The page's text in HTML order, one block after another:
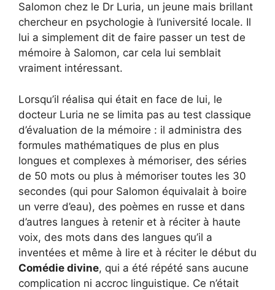
Salomon chez le Dr Luria, un jeune mais brillant
chercheur en psychologie à l’université locale. Il
lui a simplement dit de faire passer un test de
mémoire à Salomon, car cela lui semblait
vraiment intéressant.
Lorsqu’il réalisa qui était en face de lui, le
docteur Luria ne se limita pas au test classique
d’évaluation de la mémoire : il administra des
formules mathématiques de plus en plus
longues et complexes à mémoriser, des séries
de 50 mots ou plus à mémoriser toutes les 30
secondes (qui pour Salomon équivalait à boire
un verre d’eau), des poèmes en russe et dans
d’autres langues à retenir et à réciter à haute
voix, des mots dans des langues qu’il a
inventées et même à lire et à réciter le début du
Comédie divine, qui a été répété sans aucune
complication ni accroc linguistique. Ce n’était